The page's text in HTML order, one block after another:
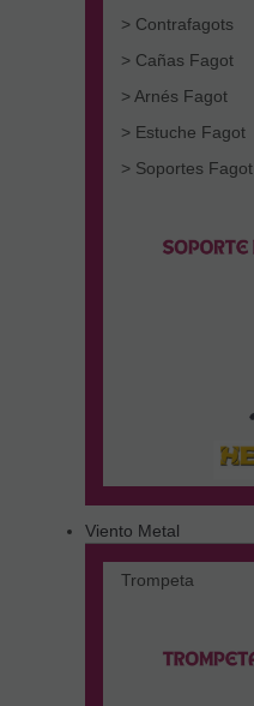
> Contrafagots
> Cañas Fagot
> Arnés Fagot
> Estuche Fagot
> Soportes Fagot
Viento Metal
Trompeta